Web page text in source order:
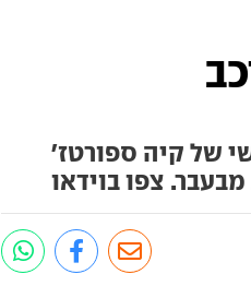
של קיה ספורטז'
צפו בוידאו